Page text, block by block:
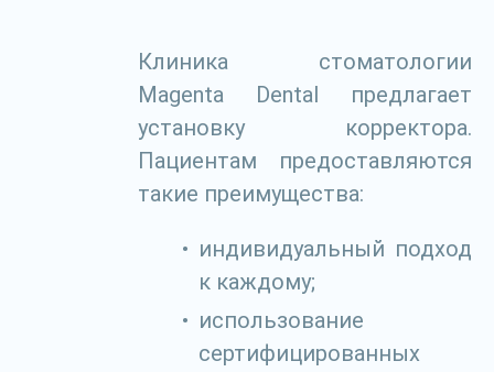
Клиника стоматологии
Magenta Dental предлагает
установку корректора.
Пациентам предоставляются
такие преимущества:
индивидуальный подход
к каждому;
использование
сертифицированных